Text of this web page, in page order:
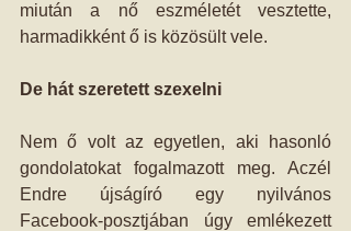
miután a nő eszméletét vesztette,
harmadikként ő is közösült vele.
De hát szeretett szexelni
Nem ő volt az egyetlen, aki hasonló
gondolatokat fogalmazott meg. Aczél
Endre újságíró egy nyilvános
Facebook-posztjában úgy emlékezett